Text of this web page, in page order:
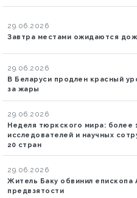
29.06.2026
Завтра местами ожидаются
29.06.2026
В Беларуси продлен красный
за жары
29.06.2026
Неделя тюркского мира: более
исследователей и научных
20 стран
29.06.2026
Житель Баку обвинил епископа
предвзятости